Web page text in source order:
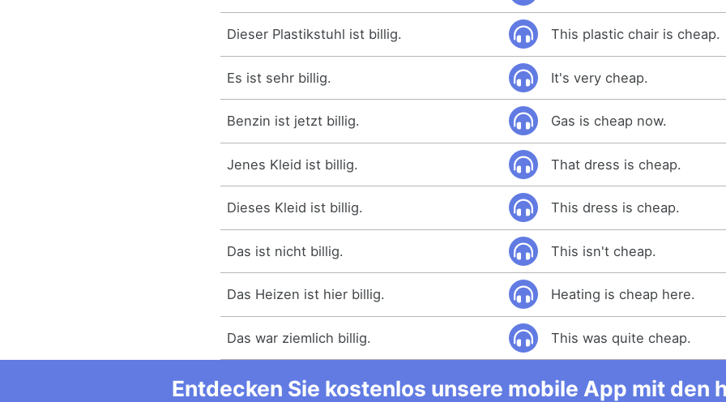
Dieser Plastikstuhl ist billig. This plastic chair is cheap.
Es ist sehr billig. It's very cheap.
Benzin ist jetzt billig. Gas is cheap now.
Jenes Kleid ist billig. That dress is cheap.
Dieses Kleid ist billig. This dress is cheap.
Das ist nicht billig. This isn't cheap.
Das Heizen ist hier billig. Heating is cheap here.
Das war ziemlich billig. This was quite cheap.
Entdecken Sie kostenlos unsere mobile App mit den